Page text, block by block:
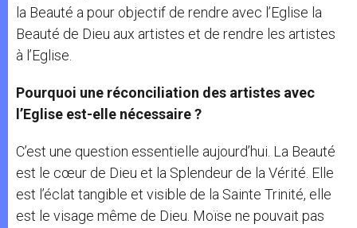
la Beauté a pour objectif de rendre avec l’Eglise la
Beauté de Dieu aux artistes et de rendre les artistes
à l’Eglise.
Pourquoi une réconciliation des artistes avec
l’Eglise est-elle nécessaire?
C’est une question essentielle aujourd’hui. La Beauté
est le cœur de Dieu et la Splendeur de la Vérité. Elle
est l’éclat tangible et visible de la Sainte Trinité, elle
est le visage même de Dieu. Moïse ne pouvait pas